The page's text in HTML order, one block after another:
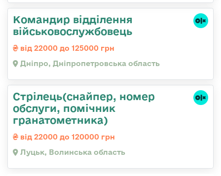
Командир відділення
військовослужбовець
від 22000 до 125000 грн
Дніпро, Дніпропетровська область
Стрілець(снайпер, номер
обслуги, помічник
гранатометника)
від 22000 до 120000 грн
Луцьк, Волинська область